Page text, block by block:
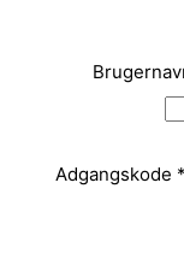
Adgangskode *